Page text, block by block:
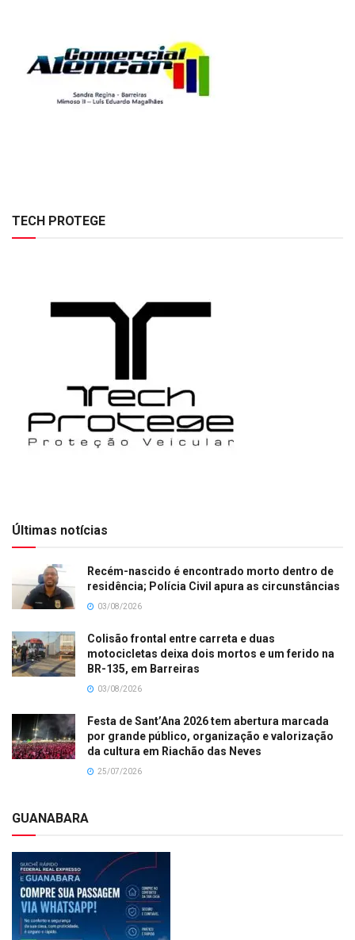
TECH PROTEGE
Últimas notícias
Recém-nascido é encontrado morto dentro de
residência; Polícia Civil apura as circunstâncias
03/08/2026
Colisão frontal entre carreta e duas
motocicletas deixa dois mortos e um ferido na
BR-135, em Barreiras
03/08/2026
Festa de Sant’Ana 2026 tem abertura marcada
por grande público, organização e valorização
da cultura em Riachão das Neves
25/07/2026
GUANABARA